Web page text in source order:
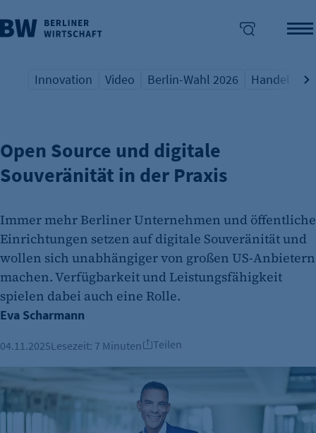
überspringen
Übersicht Schlagwort
Innovation
Übersicht Schlagwort
Video
Übersicht Schlagwort
Berlin-Wahl 2026
Übersicht
Handel
SCHWERPUNKTTHEMA CYBERSICHERHEIT
Open Source und digitale
Souveränität in der Praxis
Immer mehr Berliner Unternehmen und öffentliche
Einrichtungen setzen auf digitale Souveränität und
wollen sich unabhängiger von großen US-Anbietern
machen. Verfügbarkeit und Leistungsfähigkeit
spielen dabei auch eine Rolle.
Eva Scharmann
04.11.2025Lesezeit: 7 Minuten Teilen